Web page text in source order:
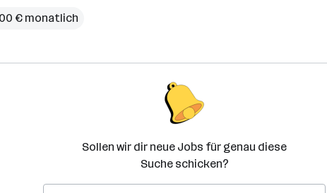
€ monatlich
Sollen wir dir neue Jobs für genau diese
Suche schicken?